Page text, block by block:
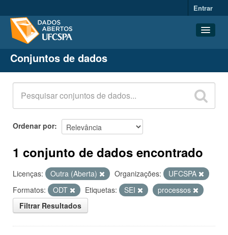
Entrar
Conjuntos de dados
Organizações
Grupos
Sobre
Conjuntos de dados
Ordenar por
1 conjunto de dados encontrado
Licenças: Outra (Aberta) Organizações:
UFCSPA
Formatos:
ODT Etiquetas: SEI
processos
Filtrar Resultados